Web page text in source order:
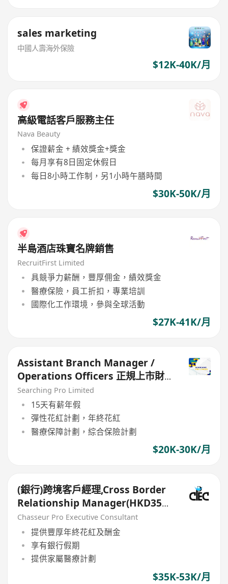
sales marketing
中國人壽海外保險
$12K-40K/月
高級電話客戶服務主任
Nava Beauty
保證薪金 + 績效獎金+獎金
每月享有8日固定休假日
每日8小時工作制，另1小時午膳時間
$30K-50K/月
半島酒店珠寶名牌銷售
RecruitFirst Limited
具競爭力薪酬，豐厚佣金，績效獎金
醫療保險，員工折扣，專業培訓
國際化工作環境，參與全球活動
$27K-41K/月
Assistant Branch Manager /
Operations Officers 正規上市財
務公司
Searching Pro Limited
15天有薪年假
彈性花紅計劃，年終花紅
醫療保障計劃，綜合保險計劃
$20K-30K/月
(銀行)跨境客戶經理,Cross Border
Relationship Manager(HKD35k-
50k+)
Chasseur Pro Executive Consultant
提供豐厚年終花紅及酬金
享有銀行假期
提供家屬醫療計劃
$35K-53K/月